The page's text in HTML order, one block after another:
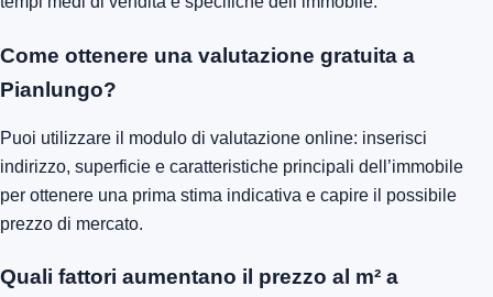
Come ottenere una valutazione gratuita a
Pianlungo?
Puoi utilizzare il modulo di valutazione online: inserisci
indirizzo, superficie e caratteristiche principali dell’immobile
per ottenere una prima stima indicativa e capire il possibile
prezzo di mercato.
Quali fattori aumentano il prezzo al m² a